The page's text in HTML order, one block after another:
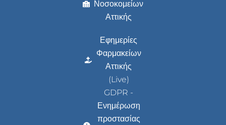
Νοσοκομείων
Αττικής
Εφημερίες
Φαρμακείων
Αττικής
(Live)
GDPR -
Ενημέρωση
προστασίας